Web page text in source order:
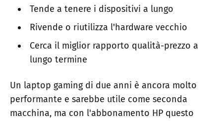
Tende a tenere i dispositivi a lungo
Rivende o riutilizza l'hardware vecchio
Cerca il miglior rapporto qualità-prezzo a
lungo termine
Un laptop gaming di due anni è ancora molto
performante e sarebbe utile come seconda
macchina, ma con l'abbonamento HP questo